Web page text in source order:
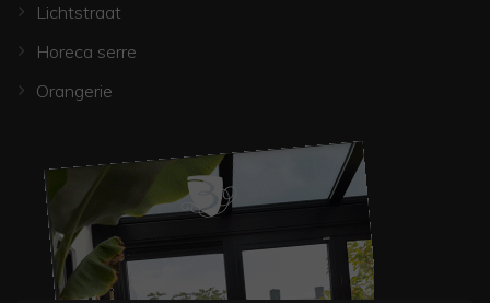
Lichtstraat
Horeca serre
Orangerie